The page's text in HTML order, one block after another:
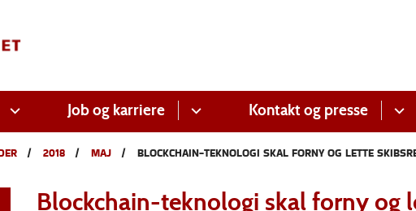
Job og karriere Kontakt og presse
2018 MAJ BLOCKCHAIN-TEKNOLOGI SKAL FORNY OG LETTE
Blockchain-teknologi skal forny og